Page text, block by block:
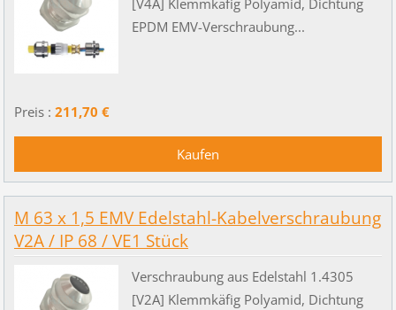
EPDM EMV-Verschraubung...
Preis : 211,70 €
M 63 x 1,5 EMV Edelstahl-Kabelverschraubung
V2A / IP 68 / VE1 Stück
Verschraubung aus Edelstahl 1.4305
[V2A] Klemmkäfig Polyamid, Dichtung